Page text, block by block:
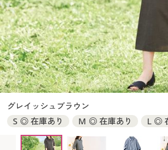
ジュニア・ティーンズ下着
大きいサイズ レディース服
大きいサイズ レディース下着
大きいサイズ メンズ
大きいサイズ 事務・制服
バーゲンセール
シークレットセール
詳細検索
商品カテゴリ一覧
カタログ
カタログ・チラシからのご注文
デジタルカタログ
大きいサイズ レディース下着
大きいサイズ メンズ
大きいサイズ 事務・制服
シークレットセール
商品カテゴリ一覧
カタログ
カタログ・チラシからのご注文
デジタルカタログ
カタログ無料プレゼント
グレイッシュブラウン
S ◎ 在庫あり
M ◎ 在庫あり
L ◎
LL ◎ 在庫あり
3L ◎ 在庫あり